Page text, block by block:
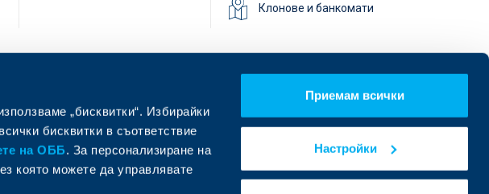
„бисквитки“. Избирайки
бисквитки в съответствие
на ОББ. За персонализиране на
която можете да управлявате
Приемам всички
Настройки
Клонове и банкомати
Намерете ни в социалните мрежи: